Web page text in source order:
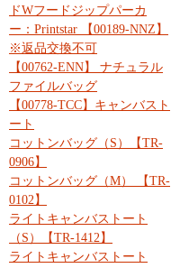
ドWフードジップパーカ
ー：Printstar 【00189-NNZ】
※返品交換不可
【00762-ENN】 ナチュラル
ファイルバッグ
【00778-TCC】キャンバスト
ート
コットンバッグ（S）【TR-
0906】
コットンバッグ（M） 【TR-
0102】
ライトキャンバストート
（S）【TR-1412】
ライトキャンバストート